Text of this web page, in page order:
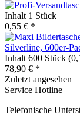
Inhalt 1 Stück
0,55 € *
Silverline, 600er-
Inhalt 600 Stück
78,90 € *
Zuletzt angesehen
Service Hotline
Telefonische